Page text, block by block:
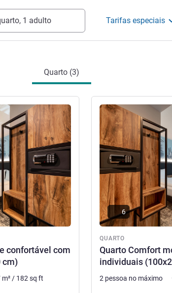
1 adulto Tarifas especiais
Quarto (3)
confortável com
cm)
m² / 182 sq ft
QUARTO
Quarto Comfort
individuais
Ver detalhes
6
2 pessoa no máximo